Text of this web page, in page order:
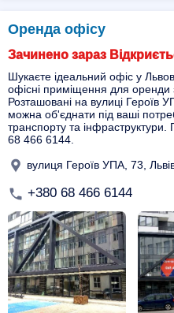
Оренда офісу
Зачинено зараз
Шукаєте ідеальний офіс у
офісні приміщення для оренди
Розташовані на вулиці Героїв
можна об'єднати під ваші
транспорту та
68 466 6144.
вулиця Героїв УПА, 73,
+380 68 466 6144